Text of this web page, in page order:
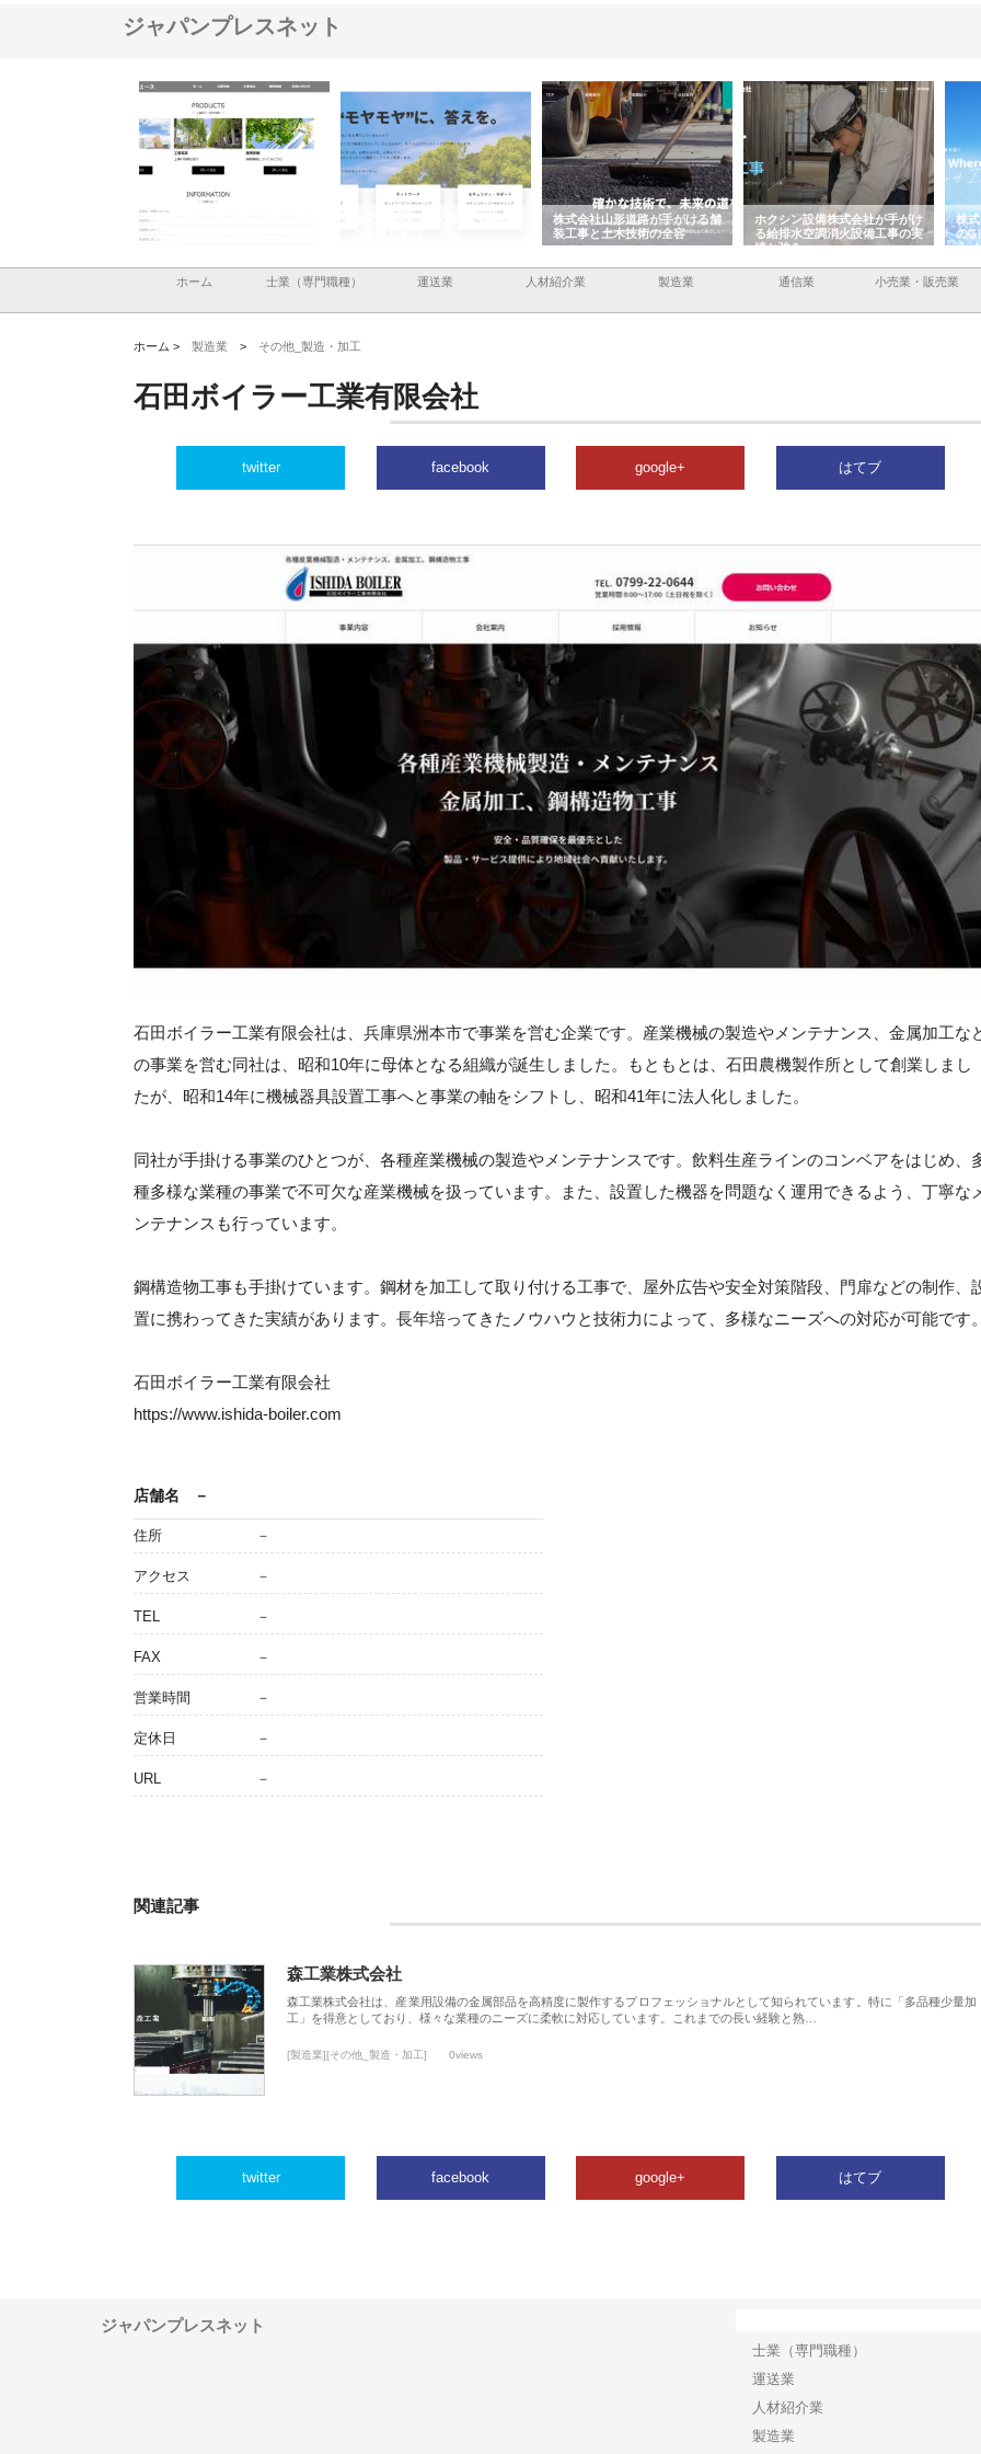
ジャパンプレスネット
イトが提供する充実した情報内
株式会社ＣＳＡの事業内容と強
株式会社山形道路が手がける舗
装工事と土木技術の全容
ホクシン設備株式会社が手がけ
る給排水空調消火設備工事の実
績と強み
株
の
入
ホーム 士業（専門職種） 運送業 人材紹介業 製造業 通信業 小売業・販売業
ホーム > 製造業 > その他_製造・加工
石田ボイラー工業有限会社
twitter facebook google+ はてブ
石田ボイラー工業有限会社は、兵庫県洲本市で事業を営む企業です。産業機械の製造やメンテナンス、金属加工な
の事業を営む同社は、昭和10年に母体となる組織が誕生しました。もともとは、石田農機製作所として創業しまし
たが、昭和14年に機械器具設置工事へと事業の軸をシフトし、昭和41年に法人化しました。
同社が手掛ける事業のひとつが、各種産業機械の製造やメンテナンスです。飲料生産ラインのコンベアをはじめ、
種多様な業種の事業で不可欠な産業機械を扱っています。また、設置した機器を問題なく運用できるよう、丁寧な
ンテナンスも行っています。
鋼構造物工事も手掛けています。鋼材を加工して取り付ける工事で、屋外広告や安全対策階段、門扉などの制作、
置に携わってきた実績があります。長年培ってきたノウハウと技術力によって、多様なニーズへの対応が可能です。
石田ボイラー工業有限会社
https://www.ishida-boiler.com
店舗名 －
住所 －
アクセス －
TEL －
FAX －
営業時間 －
定休日 －
URL －
関連記事
森工業株式会社
森工業株式会社は、産業用設備の金属部品を高精度に製作するプロフェッショナルとして知られています。特に「多品種少量加
工」を得意としており、様々な業種のニーズに柔軟に対応しています。これまでの長い経験と熟…
[製造業][その他_製造・加工] 0views
twitter facebook google+ はてブ
ジャパンプレスネット
士業（専門職種）
運送業
人材紹介業
製造業